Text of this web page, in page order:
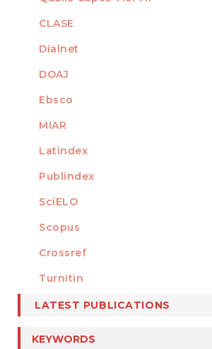
CLASE
Dialnet
DOAJ
Ebsco
MIAR
Latindex
Publindex
SciELO
Scopus
MEMBER OF
Crossref
Turnitin
LATEST PUBLICATIONS
KEYWORDS